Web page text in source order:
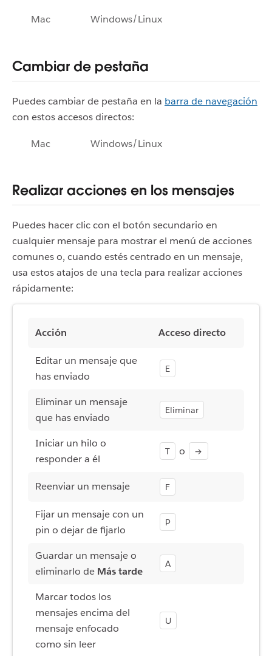
Mac Windows/Linux
Cambiar de pestaña
Puedes cambiar de pestaña en la barra de navegación
con estos accesos directos:
Mac Windows/Linux
Realizar acciones en los mensajes
Puedes hacer clic con el botón secundario en
cualquier mensaje para mostrar el menú de acciones
comunes o, cuando estés centrado en un mensaje,
usa estos atajos de una tecla para realizar acciones
rápidamente:
Acción Acceso directo
Editar un mensaje que
has enviado
E
Eliminar un mensaje
que has enviado
Eliminar
Iniciar un hilo o
responder a él
T o →
Reenviar un mensaje F
Fijar un mensaje con un
pin o dejar de fijarlo
P
Guardar un mensaje o
eliminarlo de Más tarde
A
Marcar todos los
mensajes encima del
mensaje enfocado
como sin leer
U